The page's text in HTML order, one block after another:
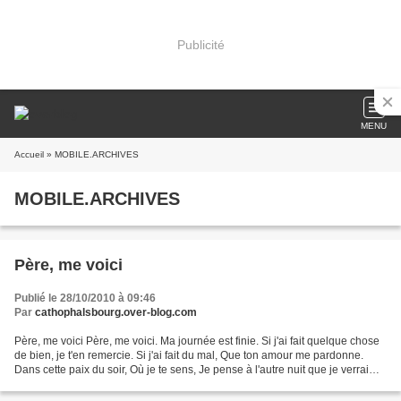
Publicité
MENU
Accueil » MOBILE.ARCHIVES
MOBILE.ARCHIVES
Père, me voici
Publié le 28/10/2010 à 09:46
Par cathophalsbourg.over-blog.com
Père, me voici Père, me voici. Ma journée est finie. Si j'ai fait quelque chose
de bien, je t'en remercie. Si j'ai fait du mal, Que ton amour me pardonne.
Dans cette paix du soir, Où je te sens, Je pense à l'autre nuit que je verrai